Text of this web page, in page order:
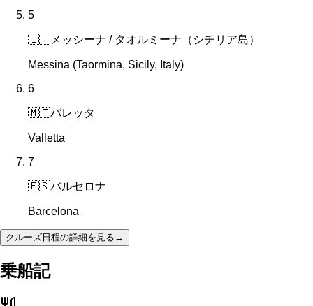
5
🇮🇹 メッシーナ / タオルミーナ（シチリア島）
Messina (Taormina, Sicily, Italy)
6
🇲🇹バレッタ
Valletta
7
🇪🇸バルセロナ
Barcelona
クルーズ日程の詳細を見る →
乗船記